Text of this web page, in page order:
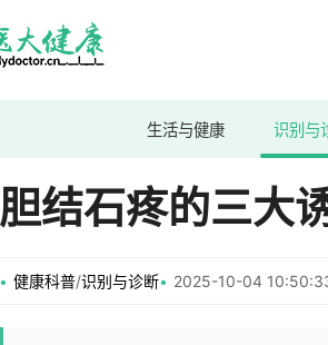
生活与健康 识别与
胆结石疼的三大
健康科普/识别与诊断 2025-10-04